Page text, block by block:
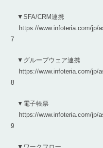
▼SFA/CRM連携
https://www.infoteria.com/jp/
7
▼グループウェア連携
https://www.infoteria.com/jp/
8
▼電子帳票
https://www.infoteria.com/jp/
9